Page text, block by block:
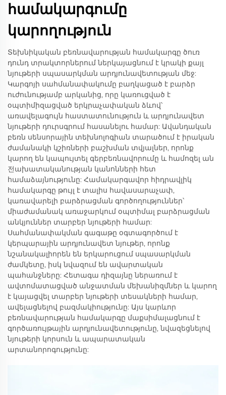
համակարգումը
կարողություն
Տեխնիկական բեռնավարության համակարգը ծուռ
դունդ տրակտորներում ներկայացնում է կրակի քայլ
նյութերի սպասարկման արդյունավետության մեջ:
Կարգոյի սահմանափակումը բաղկացած է բարձր
ուժունությամբ արկանից, որը կառուցված է
օպտիմիզացված երկրաչափական ձևով՝
առավելագույն հաստատունություն և արդյունավետ
նյութերի դուրսգրում հասանելու համար: Ավանդական
բեռն սենսորային տեխնոլոգիան տարածում է իրական
ժամանակի կշիռների բաշխման տվյալներ, որոնք
կարող են կապույտել գերբեռնավորումը և համոզել ան
전ախատականության կանոնների հետ
համաձայնությունը: Համակարգավոր հիդրավլիկ
համակարգը թույլ է տալիս հավասարաչափ,
կառավարելի բարձրացման գործողություններ՝
միաժամանակ առաջարկում օպտիմալ բարձրացման
անկյուններ տարբեր նյութերի համար:
Սահմանափակման գագաթը օգտագործում է
կերպարային արդյունավետ նյութեր, որոնք
նշանակալիորեն են երկարուցում սպասարկման
ժամկետը, իսկ նվազում են ավարտական
պահանջները: Հետագա դիզայնը ներառում է
ավտոմատացված անջատման մեխանիզմներ և կարող
է կայացվել տարբեր նյութերի տեսակների համար,
ավելացնելով բազմակիությունը: Այս կարևոր
բեռնավարության համակարգը մաքսիմալացնում է
գործառույթային արդյունավետությունը, նվազեցնելով
նյութերի կորսուն և ապարատական
արտանորոգությունը: